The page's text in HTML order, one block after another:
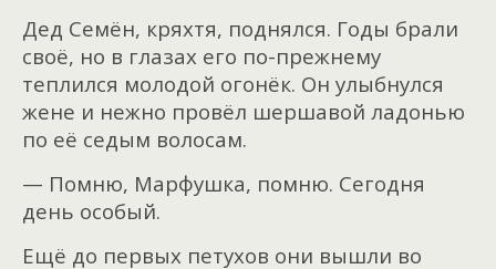
Дед Семён, кряхтя, поднялся. Годы брали
своё, но в глазах его по-прежнему
теплился молодой огонёк. Он улыбнулся
жене и нежно провёл шершавой ладонью
по её седым волосам.
— Помню, Марфушка, помню. Сегодня
день особый.
Ещё до первых петухов они вышли во